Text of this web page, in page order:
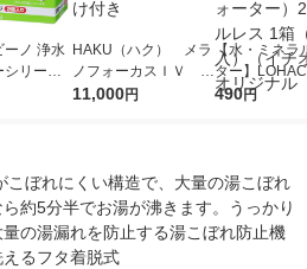
ーノ 浄水
シリーズ
リッジ
HAKU（ハク） メラ
ノフォーカスＩＶ 4
5ｇ 資生堂 おまけ
11,000円
【水・ミネラ
ター】
r（ロハコウ
490円
こぼれにくい構造で、大量の湯こぼれ
約5分半でお湯が沸きます。うっかり
の湯漏れを防止する湯こぼれ防止機
るフタ着脱式